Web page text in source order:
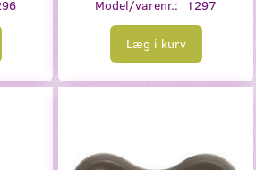
Model/varenr.: 1297
Læg i kurv